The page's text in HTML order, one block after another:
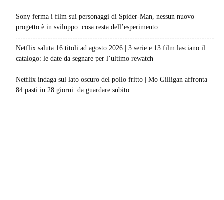
Sony ferma i film sui personaggi di Spider-Man, nessun nuovo
progetto è in sviluppo: cosa resta dell’esperimento
Netflix saluta 16 titoli ad agosto 2026 | 3 serie e 13 film lasciano il
catalogo: le date da segnare per l’ultimo rewatch
Netflix indaga sul lato oscuro del pollo fritto | Mo Gilligan affronta
84 pasti in 28 giorni: da guardare subito